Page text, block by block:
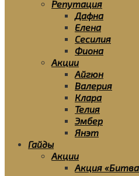
Репутация
Дафна
Елена
Сесилия
Фиона
Акции
Айгюн
Валерия
Клара
Телия
Эмбер
Янэт
Гайды
Акции
Акция